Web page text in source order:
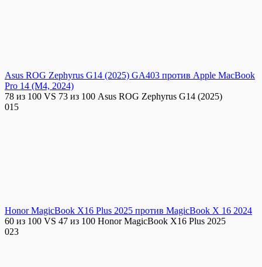
Asus ROG Zephyrus G14 (2025) GA403 против Apple MacBook
Pro 14 (M4, 2024)
78 из 100 VS 73 из 100 Asus ROG Zephyrus G14 (2025)
015
Honor MagicBook X16 Plus 2025 против MagicBook X 16 2024
60 из 100 VS 47 из 100 Honor MagicBook X16 Plus 2025
023